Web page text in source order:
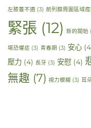
左膝蓋不適 (3) 前列腺周圍區域痙
緊張 (12) 新的開始
場恐懼症 (3) 青春期 (3) 安心
壓力 (4) 長牙 (3) 安慰 (4)
無趣 (7) 視力模糊 (3) 耳